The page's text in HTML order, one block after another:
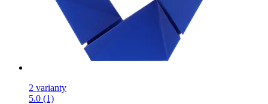
2 varianty
5.0 (1)